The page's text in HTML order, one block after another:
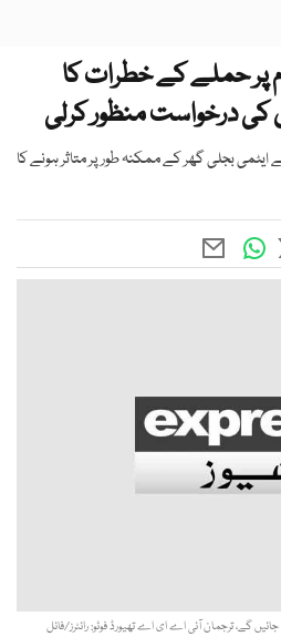
حملے کے خطرات کا
کی درخواست منظور کرلی
ایٹمی بجلی گھر کے ممکنہ طور پر متاثر ہونے کا
گے، ترجمان آئی اے ای اے تھیورڈ فوٹو: رائٹرز/فائل